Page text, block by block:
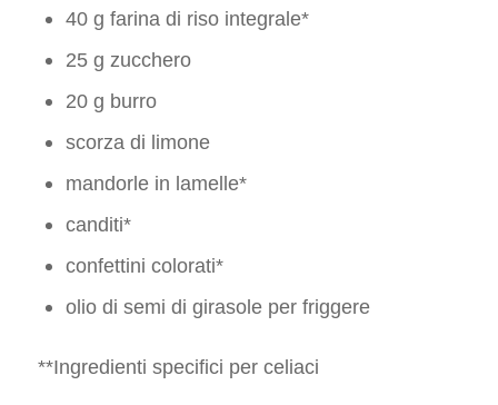
40 g farina di riso integrale*
25 g zucchero
20 g burro
scorza di limone
mandorle in lamelle*
canditi*
confettini colorati*
olio di semi di girasole per friggere
**Ingredienti specifici per celiaci